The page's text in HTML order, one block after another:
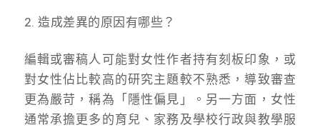
2. 造成差異的原因有哪些？
編輯或審稿人可能對女性作者持有刻板印象，或
對女性佔比較高的研究主題較不熟悉，導致審查
更為嚴苛，稱為「隱性偏見」。另一方面，女性
通常承擔更多的育兒、家務及學校行政與教學服